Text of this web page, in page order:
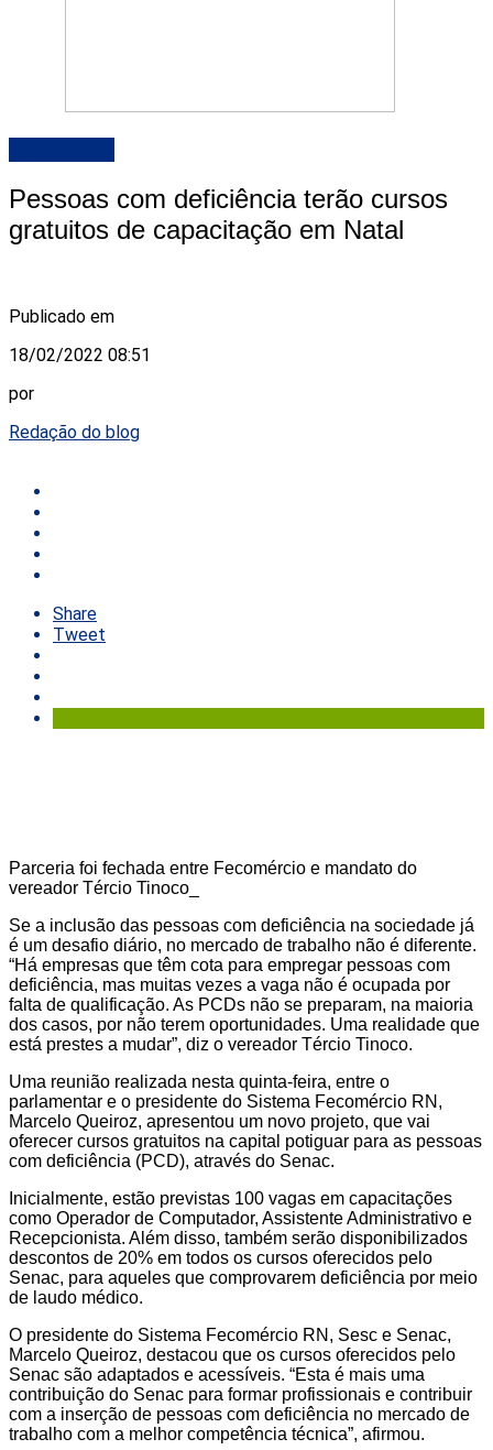
Pessoas com deficiência terão cursos
gratuitos de capacitação em Natal
Publicado em
18/02/2022 08:51
por
Redação do blog
Share
Tweet
Parceria foi fechada entre Fecomércio e mandato do
vereador Tércio Tinoco_
Se a inclusão das pessoas com deficiência na sociedade já
é um desafio diário, no mercado de trabalho não é diferente.
“Há empresas que têm cota para empregar pessoas com
deficiência, mas muitas vezes a vaga não é ocupada por
falta de qualificação. As PCDs não se preparam, na maioria
dos casos, por não terem oportunidades. Uma realidade que
está prestes a mudar”, diz o vereador Tércio Tinoco.
Uma reunião realizada nesta quinta-feira, entre o
parlamentar e o presidente do Sistema Fecomércio RN,
Marcelo Queiroz, apresentou um novo projeto, que vai
oferecer cursos gratuitos na capital potiguar para as pessoas
com deficiência (PCD), através do Senac.
Inicialmente, estão previstas 100 vagas em capacitações
como Operador de Computador, Assistente Administrativo e
Recepcionista. Além disso, também serão disponibilizados
descontos de 20% em todos os cursos oferecidos pelo
Senac, para aqueles que comprovarem deficiência por meio
de laudo médico.
O presidente do Sistema Fecomércio RN, Sesc e Senac,
Marcelo Queiroz, destacou que os cursos oferecidos pelo
Senac são adaptados e acessíveis. “Esta é mais uma
contribuição do Senac para formar profissionais e contribuir
com a inserção de pessoas com deficiência no mercado de
trabalho com a melhor competência técnica”, afirmou.